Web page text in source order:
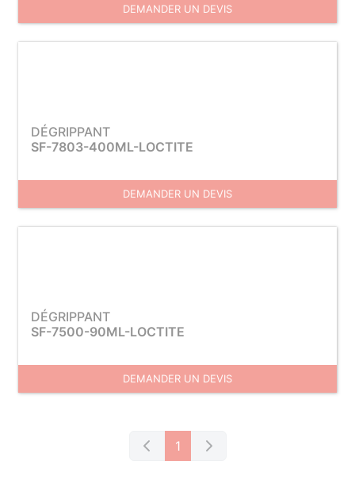
DEMANDER UN DEVIS
DÉGRIPPANT
SF-7803-400ML-LOCTITE
DEMANDER UN DEVIS
DÉGRIPPANT
SF-7500-90ML-LOCTITE
DEMANDER UN DEVIS
1